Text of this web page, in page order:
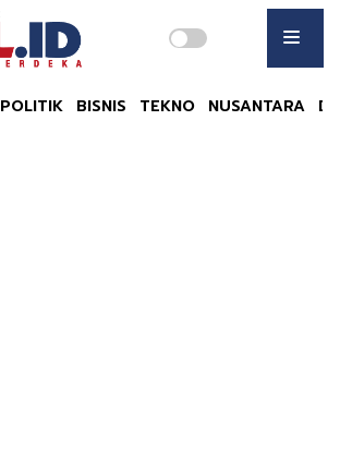
POLITIK BISNIS TEKNO NUSANTARA